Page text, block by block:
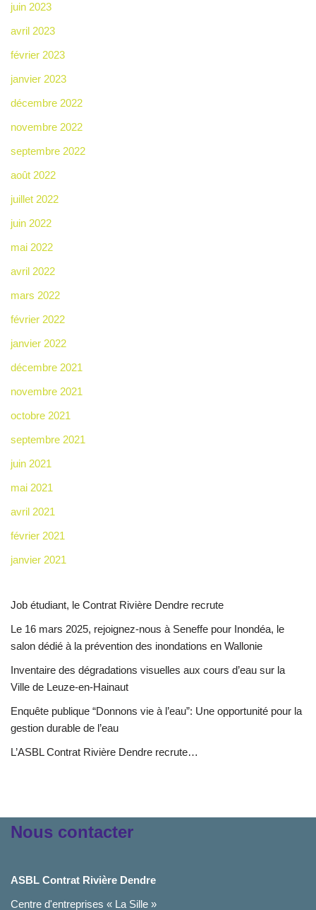
juin 2023
avril 2023
février 2023
janvier 2023
décembre 2022
novembre 2022
septembre 2022
août 2022
juillet 2022
juin 2022
mai 2022
avril 2022
mars 2022
février 2022
janvier 2022
décembre 2021
novembre 2021
octobre 2021
septembre 2021
juin 2021
mai 2021
avril 2021
février 2021
janvier 2021
Job étudiant, le Contrat Rivière Dendre recrute
Le 16 mars 2025, rejoignez-nous à Seneffe pour Inondéa, le
salon dédié à la prévention des inondations en Wallonie
Inventaire des dégradations visuelles aux cours d’eau sur la
Ville de Leuze-en-Hainaut
Enquête publique “Donnons vie à l’eau”: Une opportunité pour la
gestion durable de l’eau
L’ASBL Contrat Rivière Dendre recrute…
Nous contacter
ASBL Contrat Rivière Dendre
Centre d'entreprises « La Sille »